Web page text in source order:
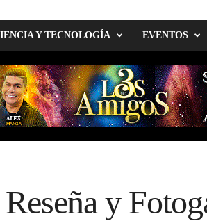
Y TECNOLOGÍA EVENTOS
y